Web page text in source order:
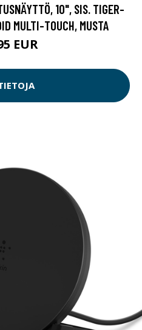
10", SIS. TIGER-
MULTI-TOUCH, MUSTA
EUR